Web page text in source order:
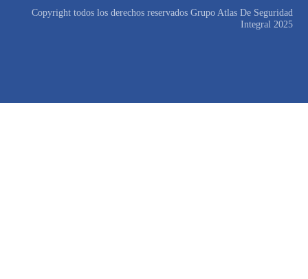
Copyright todos los derechos reservados Grupo Atlas De Seguridad
Integral 2025